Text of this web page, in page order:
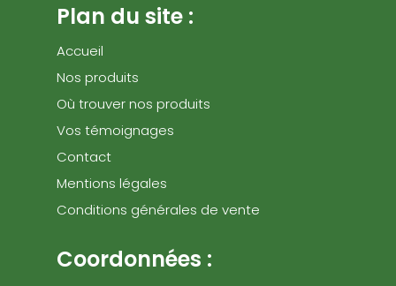
Plan du site :
Accueil
Nos produits
Où trouver nos produits
Vos témoignages
Contact
Mentions légales
Conditions générales de vente
Coordonnées :